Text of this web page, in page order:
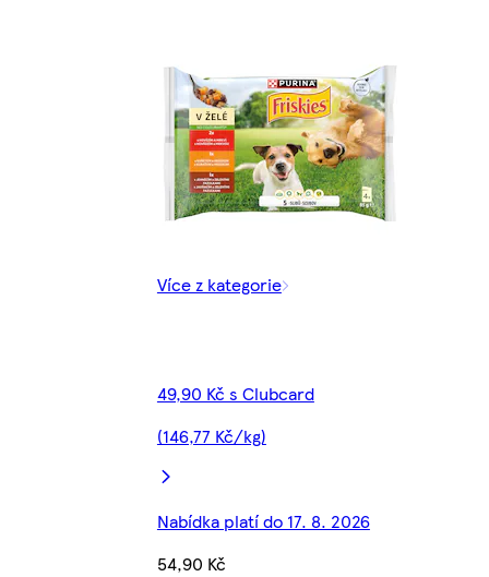
Více z kategorie
49,90 Kč s Clubcard
(146,77 Kč/kg)
Nabídka platí do 17. 8. 2026
54,90 Kč